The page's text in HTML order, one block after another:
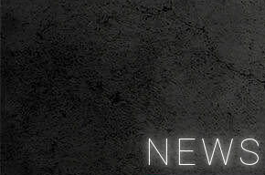
NEWS